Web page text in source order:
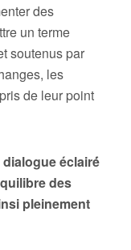
des
un terme
soutenus par
les
de leur point
éclairé́
des
pleinement